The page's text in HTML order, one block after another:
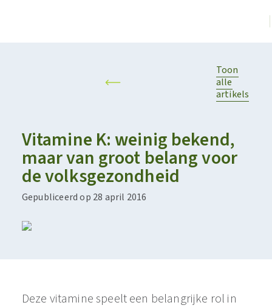
Toon
alle
artikels
Vitamine K: weinig bekend,
maar van groot belang voor
de volksgezondheid
Gepubliceerd op 28 april 2016
Deze vitamine speelt een belangrijke rol in